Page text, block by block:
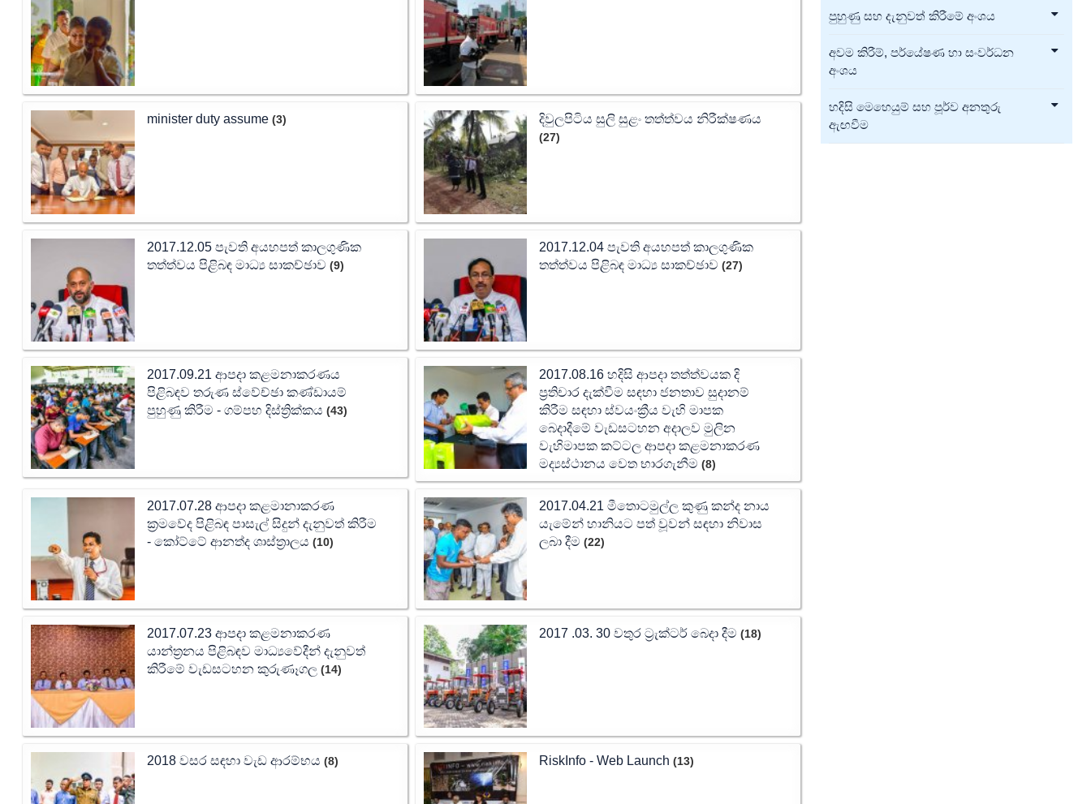
minister duty assume (3) දිවුලපිටිය සුලි සුළං තත්ත්වය නිරීක්ෂණය
(27)
2017.12.05 පැවති අයහපත් කාලගුණික
තත්ත්වය පිළිබඳ මාධ්‍ය සාකච්ඡාව (9)
2017.12.04 පැවති අයහපත් කාලගුණික
තත්ත්වය පිළිබඳ මාධ්‍ය සාකච්ඡාව (27)
2017.09.21 ආපදා කළමනාකරණය
පිළිබඳව තරුණ ස්වේච්ඡා කණ්ඩායම්
පුහුණු කිරීම - ගම්පහ දිස්ත්‍රික්කය (43)
2017.08.16 හදිසි ආපදා තත්ත්වයක දි
ප්‍රතිචාර දැක්වීම සඳහා ජනතාව සුදානම්
කිරීම සඳහා ස්වයංක්‍රීය වැහි මාපක
බෙදාදීමේ වැඩසටහන අදාලව මුලින
වැහිමාපක කට්ටල ආපදා කළමනාකරණ
මද්‍යස්ථානය වෙත භාරගැනීම (8)
2017.07.28 ආපදා කළමානාකරණ
ක්‍රමවේද පිළිබඳ පාසැල් සිදුන් දැනුවත් කිරීම
- කෝට්ටේ ආනත්ද ශාස්ත්‍රාලය (10)
2017.04.21 මීතොටමුල්ල කුණු කන්ද නාය
යැමේන් හානියට පත් වූවන් සඳහා නිවාස
ලබා දීම (22)
2017.07.23 ආපදා කළමනාකරණ
යාන්ත්‍රනය පිළිබඳව මාධ්‍යවේදීන් දැනුවත්
කිරීමේ වැඩසටහන කුරුණෑගල (14)
2017 .03. 30 වතුර ට්‍රැක්ටර් බෙදා දීම (18)
2018 වසර සඳහා වැඩ ආරම්භය (8) RiskInfo - Web Launch (13)
පුහුණු සහ දැනුවත් කිරීමේ අංශය
අවම කිරීම්, පර්යේෂණ හා සංවර්ධන
අංශය
හදිසි මෙහෙයුම් සහ පූර්ව අනතුරු
ඇඟවීම